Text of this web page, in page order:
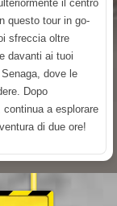
il centro
questo tour in go-
sfreccia oltre
davanti ai tuoi
dove le
Dopo
a esplorare
di due ore!